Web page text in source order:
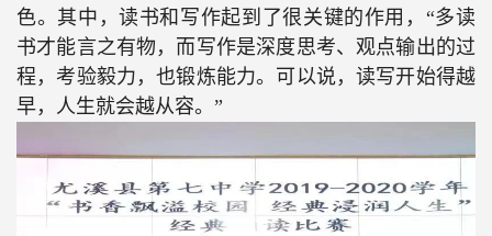
色。其中，读书和写作起到了很关键的作用，“多读
书才能言之有物，而写作是深度思考、观点输出的过
程，考验毅力，也锻炼能力。可以说，读写开始得越
早，人生就会越从容。”